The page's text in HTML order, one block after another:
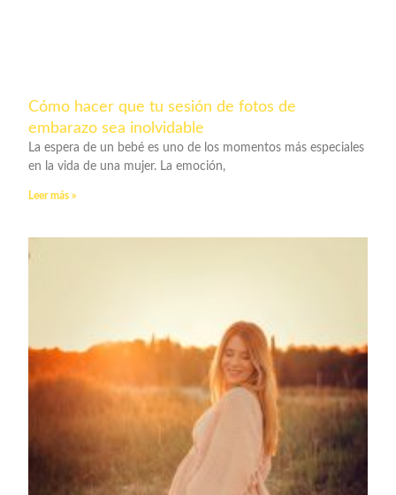
Cómo hacer que tu sesión de fotos de
embarazo sea inolvidable
La espera de un bebé es uno de los momentos más especiales
en la vida de una mujer. La emoción,
Leer más »